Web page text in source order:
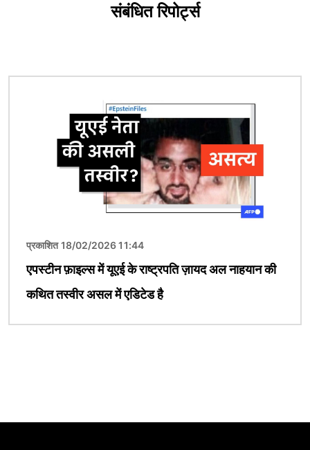
संबंधित रिपोर्ट्स
प्रकाशित 18/02/2026 11:44
एपस्टीन फ़ाइल्स में यूएई के राष्ट्रपति ज़ायद अल नाहयान की
कथित तस्वीर असल में एडिटेड है